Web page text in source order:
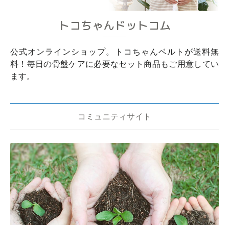
トコちゃんドットコム
公式オンラインショップ。トコちゃんベルトが送料無
料！毎日の骨盤ケアに必要なセット商品もご用意してい
ます。
コミュニティサイト